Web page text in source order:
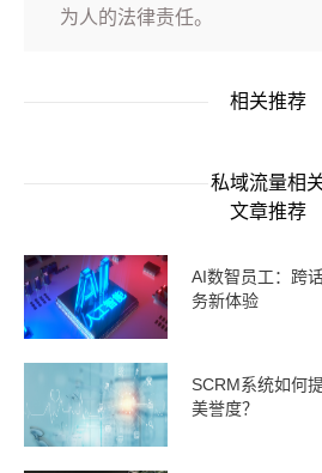
为人的法律责任。
相关推荐
私域流量相
文章推荐
AI数智员工：跨
务新体验
SCRM系统如何
美誉度？